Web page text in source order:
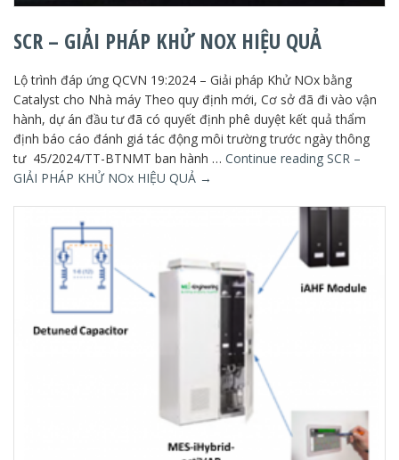
SCR – GIẢI PHÁP KHỬ NOX HIỆU QUẢ
Lộ trình đáp ứng QCVN 19:2024 – Giải pháp Khử NOx bằng
Catalyst cho Nhà máy Theo quy định mới, Cơ sở đã đi vào vận
hành, dự án đầu tư đã có quyết định phê duyệt kết quả thẩm
định báo cáo đánh giá tác động môi trường trước ngày thông
tư 45/2024/TT-BTNMT ban hành … Continue reading SCR –
GIẢI PHÁP KHỬ NOx HIỆU QUẢ →